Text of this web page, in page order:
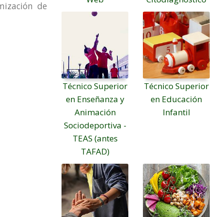
de
Técnico Superior
en Enseñanza y
Animación
Sociodeportiva -
TEAS (antes
TAFAD)
Técnico Superior
en Educación
Infantil